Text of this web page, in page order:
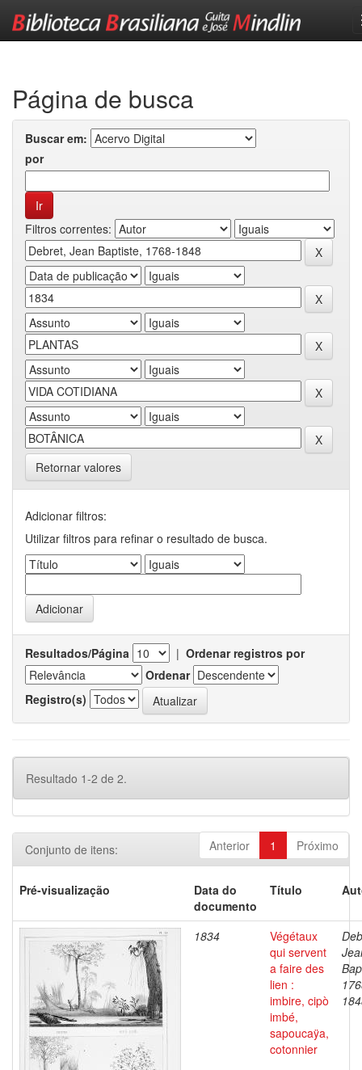
Página de busca
Buscar em:
por
Filtros correntes:
Retornar valores
Adicionar filtros:
Utilizar filtros para refinar o resultado de busca.
Resultados/Página | Ordenar registros por
Ordenar
Registro(s)
Resultado 1-2 de 2.
Anterior 1 Próximo
Conjunto de itens:
Pré-visualização
Data do
documento
Título
1834
Végétaux
qui servent
a faire des
lien :
imbire, cipò
imbé,
sapoucaÿa,
cotonnier